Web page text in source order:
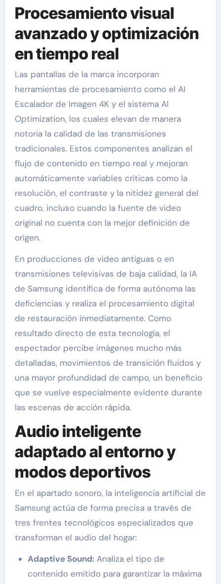
Procesamiento visual
avanzado y optimización
en tiempo real
Las pantallas de la marca incorporan
herramientas de procesamiento como el AI
Escalador de Imagen 4K y el sistema AI
Optimization, los cuales elevan de manera
notoria la calidad de las transmisiones
tradicionales. Estos componentes analizan el
flujo de contenido en tiempo real y mejoran
automáticamente variables críticas como la
resolución, el contraste y la nitidez general del
cuadro, incluso cuando la fuente de video
original no cuenta con la mejor definición de
origen.
En producciones de video antiguas o en
transmisiones televisivas de baja calidad, la IA
de Samsung identifica de forma autónoma las
deficiencias y realiza el procesamiento digital
de restauración inmediatamente. Como
resultado directo de esta tecnología, el
espectador percibe imágenes mucho más
detalladas, movimientos de transición fluidos y
una mayor profundidad de campo, un beneficio
que se vuelve especialmente evidente durante
las escenas de acción rápida.
Audio inteligente
adaptado al entorno y
modos deportivos
En el apartado sonoro, la inteligencia artificial de
Samsung actúa de forma precisa a través de
tres frentes tecnológicos especializados que
transforman el audio del hogar:
Adaptive Sound:Analiza el tipo de
contenido emitido para garantizar la máxima